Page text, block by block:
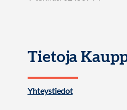
Tietoja
Yhteystiedot